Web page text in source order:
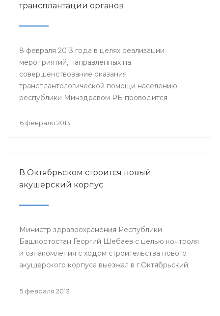
трансплантации органов
8 февраля 2013 года в целях реализации
мероприятий, направленных на
совершенствование оказания
трансплантологической помощи населению
республики Минздравом РБ проводится
конференция «Перспективы донорства и
6 февраля 2013
В Октябрьском строится новый
акушерский корпус
Министр здравоохранения Республики
Башкортостан Георгий Шебаев с целью контроля
и ознакомления с ходом строительства нового
акушерского корпуса выезжал в г.Октябрьский.
5 февраля 2013